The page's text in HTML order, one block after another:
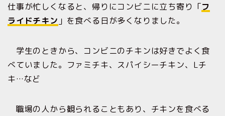
仕事が忙しくなると、帰りにコンビニに立ち寄り「フ
ライドチキン 」を食べる日が多くなりました。
学生のときから、コンビニのチキンは好きでよく食
べていました。ファミチキ、スパイシーチキン、Lチ
キ…など
職場の人から観られることもあり、チキンを食べる